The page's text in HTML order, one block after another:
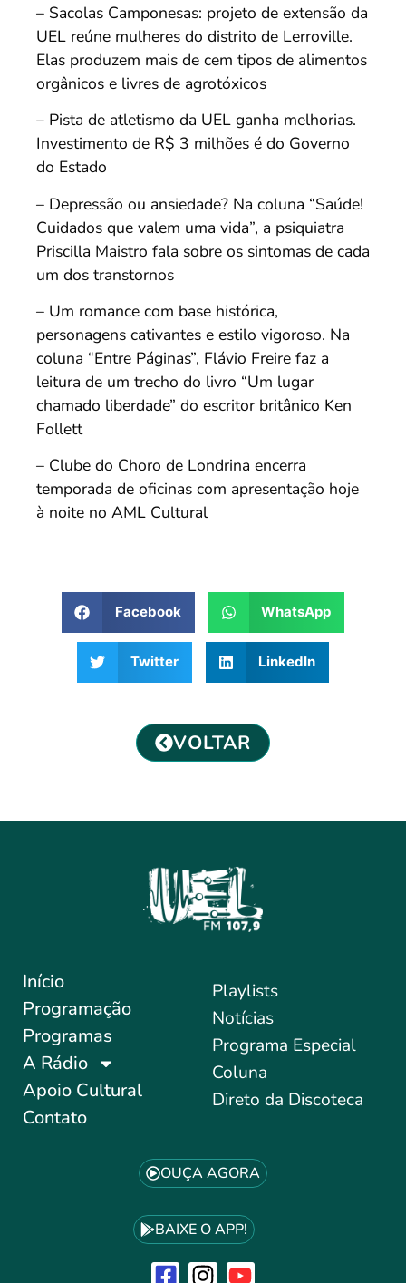
– Sacolas Camponesas: projeto de extensão da
UEL reúne mulheres do distrito de Lerroville.
Elas produzem mais de cem tipos de alimentos
orgânicos e livres de agrotóxicos
– Pista de atletismo da UEL ganha melhorias.
Investimento de R$ 3 milhões é do Governo
do Estado
– Depressão ou ansiedade? Na coluna “Saúde!
Cuidados que valem uma vida”, a psiquiatra
Priscilla Maistro fala sobre os sintomas de cada
um dos transtornos
– Um romance com base histórica,
personagens cativantes e estilo vigoroso. Na
coluna “Entre Páginas”, Flávio Freire faz a
leitura de um trecho do livro “Um lugar
chamado liberdade” do escritor britânico Ken
Follett
– Clube do Choro de Londrina encerra
temporada de oficinas com apresentação hoje
à noite no AML Cultural
Facebook WhatsApp
Twitter LinkedIn
VOLTAR
Início
Programação
Programas
A Rádio
Apoio Cultural
Contato
Playlists
Notícias
Programa Especial
Coluna
Direto da Discoteca
OUÇA AGORA
BAIXE O APP!